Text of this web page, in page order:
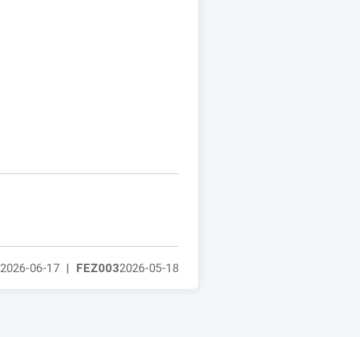
FEZ0032026-05-18
2026-06-17 |